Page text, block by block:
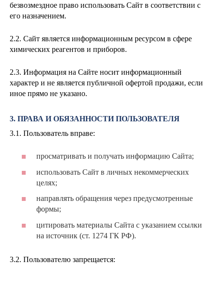
безвозмездное право использовать Сайт в соответствии с
его назначением.
2.2. Сайт является информационным ресурсом в сфере
химических реагентов и приборов.
2.3. Информация на Сайте носит информационный
характер и не является публичной офертой продажи, если
иное прямо не указано.
3. ПРАВА И ОБЯЗАННОСТИ ПОЛЬЗОВАТЕЛЯ
3.1. Пользователь вправе:
просматривать и получать информацию Сайта;
использовать Сайт в личных некоммерческих
целях;
направлять обращения через предусмотренные
формы;
цитировать материалы Сайта с указанием ссылки
на источник (ст. 1274 ГК РФ).
3.2. Пользователю запрещается: